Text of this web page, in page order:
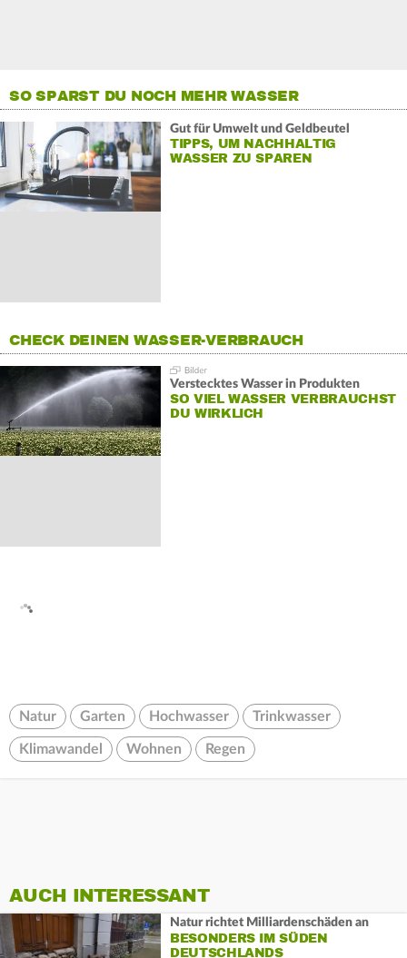
SO SPARST DU NOCH MEHR WASSER
Gut für Umwelt und Geldbeutel
TIPPS, UM NACHHALTIG
WASSER ZU SPAREN
CHECK DEINEN WASSER-VERBRAUCH
Verstecktes Wasser in Produkten
SO VIEL WASSER VERBRAUCHST
DU WIRKLICH
Natur Garten Hochwasser Trinkwasser
Klimawandel Wohnen Regen
AUCH INTERESSANT
Natur richtet Milliardenschäden an
BESONDERS IM SÜDEN
DEUTSCHLANDS